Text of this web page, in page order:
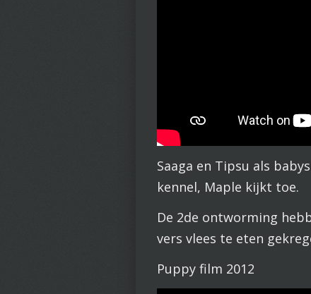
Saaga en Tipsu als
kennel, Maple kijkt toe.
De 2de ontworming
vers vlees te eten
Puppy film 2012